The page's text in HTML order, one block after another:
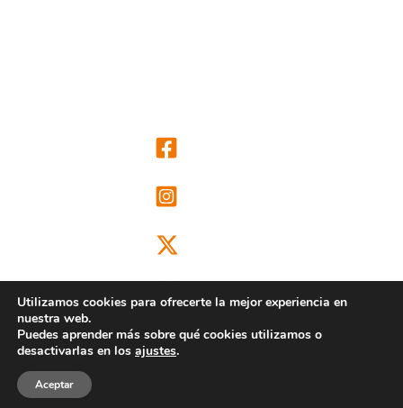
@ongdclm
Utilizamos cookies para ofrecerte la mejor experiencia en
nuestra web.
Puedes aprender más sobre qué cookies utilizamos o
desactivarlas en los ajustes.
Aceptar